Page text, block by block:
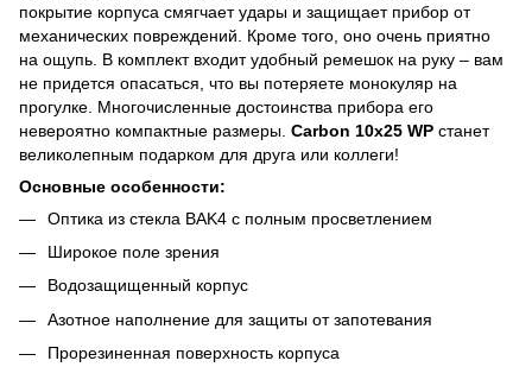
покрытие корпуса смягчает удары и защищает прибор от
механических повреждений. Кроме того, оно очень приятно
на ощупь. В комплект входит удобный ремешок на руку – вам
не придется опасаться, что вы потеряете монокуляр на
прогулке. Многочисленные достоинства прибора его
невероятно компактные размеры. Carbon 10х25 WP станет
великолепным подарком для друга или коллеги!
Основные особенности:
Оптика из стекла BAK4 с полным просветлением
Широкое поле зрения
Водозащищенный корпус
Азотное наполнение для защиты от запотевания
Прорезиненная поверхность корпуса